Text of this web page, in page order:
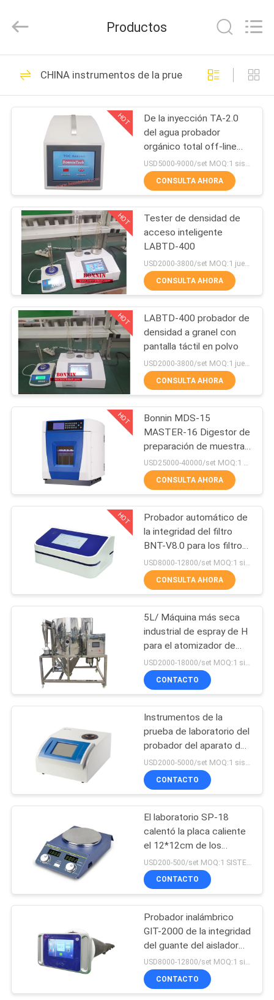
HOGAR
PRODUCTOS
VÍDEOS
SOBRE
NOSOTROS
VIAJE
FÁBRICA
CONTROL
CALIDAD
ÉNTRENOS
CONTACTO
UNA
CITA
MAPA
SITIO
PRIVACY
POLICY
Copyright
Wuhan
Máquina de prueba
de la pulpa
71
Pruebador de
embalajes de papel
42
instrumentos de la
prueba de
laboratorio
111
Prueba de tinta de
offset de flexo
29
TGA DSC
Instrumental
térmico
12
Calorímetro de la
exploración
diferencial
5
Medidor de tensión
superficial del
líquido
9
Productos
CHINA instrumentos de la prueba de laboratorio
HOT
De la inyección TA-2.0
del agua probador
orgánico total off-line
portátil del TOC del
analizador del carbono en
línea
USD5000-9000/set MOQ:1 sistema
CONSULTA AHORA
HOT
Tester de densidad de
acceso inteligente
LABTD-400
CONSULTA AHORA
HOT
LABTD-400 probador de
densidad a granel con
pantalla táctil en polvo
CONSULTA AHORA
HOT
Bonnin MDS-15
MASTER-16 Digestor de
preparación de muestras
y sistema de extracción
y digestión de
microondas
USD25000-40000/set MOQ:1 sistema
CONSULTA AHORA
HOT
Probador automático de
la integridad del filtro
BNT-V8.0 para los filtros
de la cápsula y la
membrana de la
ultrafiltración
USD8000-12800/set MOQ:1 sistema
CONSULTA AHORA
5L/ Máquina más seca
industrial de espray de H
para el atomizador de
leche en polvo
CONTACTO
Instrumentos de la
prueba de laboratorio del
probador del aparato del
punto de fusión de WRS-
1C 2C BONNIN Digitaces
CONTACTO
El laboratorio SP-18
calentó la placa caliente
el 12*12cm de los
agitadores magnéticos
del Hotplate
CONTACTO
Probador inalámbrico
GIT-2000 de la integridad
del guante del aislador
estéril en línea de Bonnin
ISO14644-7
USD8000-12800/set MOQ:1 sistema
CONTACTO